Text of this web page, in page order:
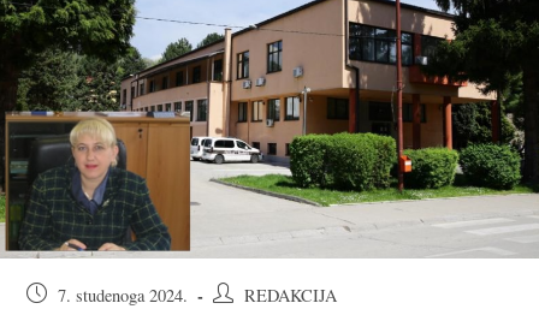
Objava7. studenoga 2024.
AutorREDAKCIJA